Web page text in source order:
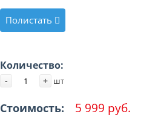
Полистать
Количество:
- + шт
Стоимость: 5 999 руб.